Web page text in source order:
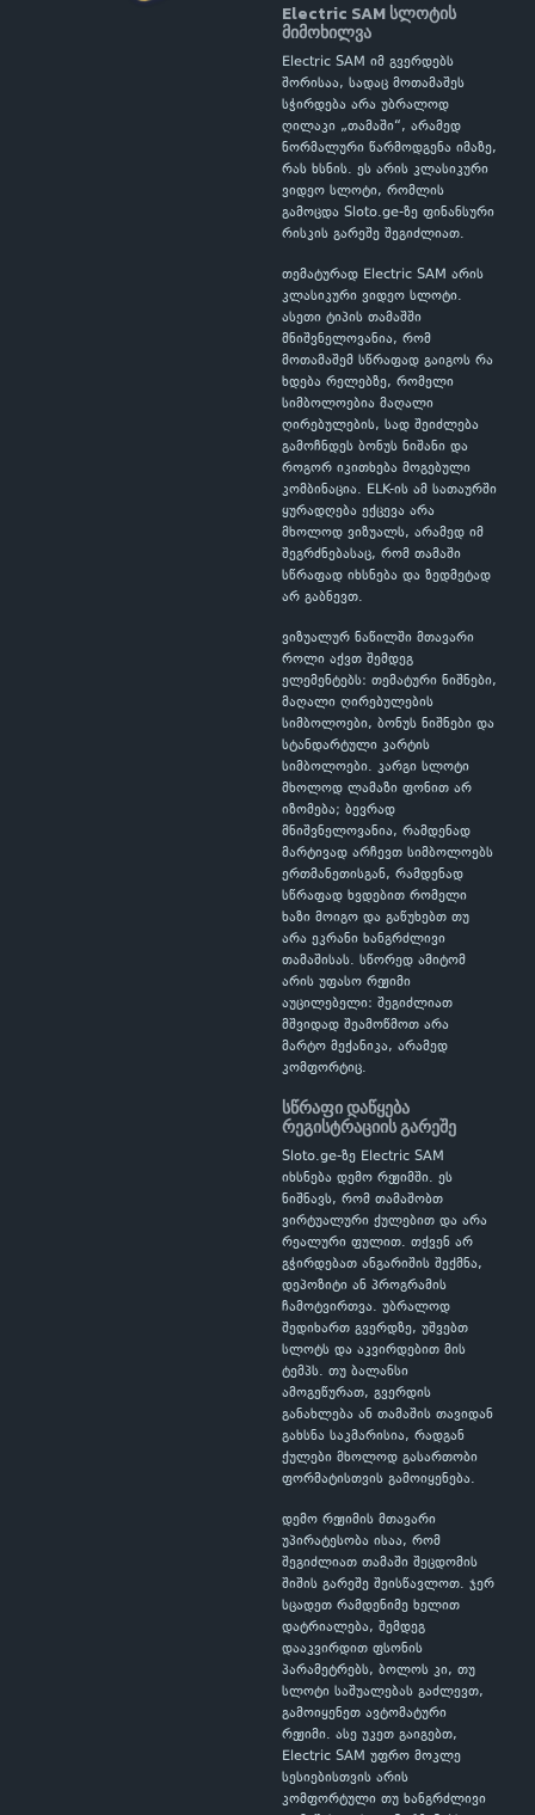
Electric SAM სლოტის
მიმოხილვა
Electric SAM იმ გვერდებს
შორისაა, სადაც მოთამაშეს
სჭირდება არა უბრალოდ
ღილაკი „თამაში“, არამედ
ნორმალური წარმოდგენა იმაზე,
რას ხსნის. ეს არის კლასიკური
ვიდეო სლოტი, რომლის
გამოცდა Sloto.ge-ზე ფინანსური
რისკის გარეშე შეგიძლიათ.
თემატურად Electric SAM არის
კლასიკური ვიდეო სლოტი.
ასეთი ტიპის თამაშში
მნიშვნელოვანია, რომ
მოთამაშემ სწრაფად გაიგოს რა
ხდება რელებზე, რომელი
სიმბოლოებია მაღალი
ღირებულების, სად შეიძლება
გამოჩნდეს ბონუს ნიშანი და
როგორ იკითხება მოგებული
კომბინაცია. ELK-ის ამ სათაურში
ყურადღება ექცევა არა
მხოლოდ ვიზუალს, არამედ იმ
შეგრძნებასაც, რომ თამაში
სწრაფად იხსნება და ზედმეტად
არ გაბნევთ.
ვიზუალურ ნაწილში მთავარი
როლი აქვთ შემდეგ
ელემენტებს: თემატური ნიშნები,
მაღალი ღირებულების
სიმბოლოები, ბონუს ნიშნები და
სტანდარტული კარტის
სიმბოლოები. კარგი სლოტი
მხოლოდ ლამაზი ფონით არ
იზომება; ბევრად
მნიშვნელოვანია, რამდენად
მარტივად არჩევთ სიმბოლოებს
ერთმანეთისგან, რამდენად
სწრაფად ხვდებით რომელი
ხაზი მოიგო და გაწუხებთ თუ
არა ეკრანი ხანგრძლივი
თამაშისას. სწორედ ამიტომ
არის უფასო რეჟიმი
აუცილებელი: შეგიძლიათ
მშვიდად შეამოწმოთ არა
მარტო მექანიკა, არამედ
კომფორტიც.
სწრაფი დაწყება
რეგისტრაციის გარეშე
Sloto.ge-ზე Electric SAM
იხსნება დემო რეჟიმში. ეს
ნიშნავს, რომ თამაშობთ
ვირტუალური ქულებით და არა
რეალური ფულით. თქვენ არ
გჭირდებათ ანგარიშის შექმნა,
დეპოზიტი ან პროგრამის
ჩამოტვირთვა. უბრალოდ
შედიხართ გვერდზე, უშვებთ
სლოტს და აკვირდებით მის
ტემპს. თუ ბალანსი
ამოგეწურათ, გვერდის
განახლება ან თამაშის თავიდან
გახსნა საკმარისია, რადგან
ქულები მხოლოდ გასართობი
ფორმატისთვის გამოიყენება.
დემო რეჟიმის მთავარი
უპირატესობა ისაა, რომ
შეგიძლიათ თამაში შეცდომის
შიშის გარეშე შეისწავლოთ. ჯერ
სცადეთ რამდენიმე ხელით
დატრიალება, შემდეგ
დააკვირდით ფსონის
პარამეტრებს, ბოლოს კი, თუ
სლოტი საშუალებას გაძლევთ,
გამოიყენეთ ავტომატური
რეჟიმი. ასე უკეთ გაიგებთ,
Electric SAM უფრო მოკლე
სესიებისთვის არის
კომფორტული თუ ხანგრძლივი